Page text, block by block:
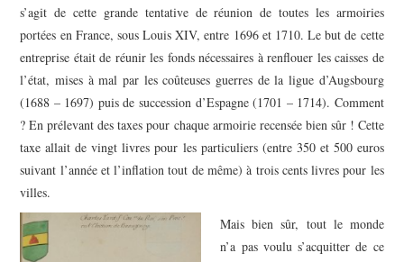
s’agit de cette grande tentative de réunion de toutes les armoiries
portées en France, sous Louis XIV, entre 1696 et 1710. Le but de cette
entreprise était de réunir les fonds nécessaires à renflouer les caisses de
l’état, mises à mal par les coûteuses guerres de la ligue d’Augsbourg
(1688 – 1697) puis de succession d’Espagne (1701 – 1714). Comment
? En prélevant des taxes pour chaque armoirie recensée bien sûr ! Cette
taxe allait de vingt livres pour les particuliers (entre 350 et 500 euros
suivant l’année et l’inflation tout de même) à trois cents livres pour les
villes.
Mais bien sûr, tout le monde
n’a pas voulu s’acquitter de ce